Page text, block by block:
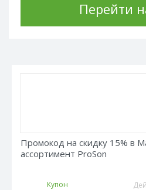
Перейти
Промокод на скидку 15% в
ассортимент ProSon
Купон